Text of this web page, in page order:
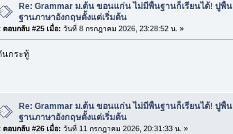
Re: Grammar ม.ต้น ขอนแก่น ไม่มีพื้นฐานก็เรียนได้! ปูพื้น
ฐานภาษาอังกฤษตั้งแต่เริ่มต้น
ตอบกลับ #25 เมื่อ: วันที่ 8 กรกฎาคม 2026, 23:28:52 น. »
นกระทู้
Re: Grammar ม.ต้น ขอนแก่น ไม่มีพื้นฐานก็เรียนได้! ปูพื้น
ฐานภาษาอังกฤษตั้งแต่เริ่มต้น
ตอบกลับ #26 เมื่อ: วันที่ 11 กรกฎาคม 2026, 20:31:33 น. »